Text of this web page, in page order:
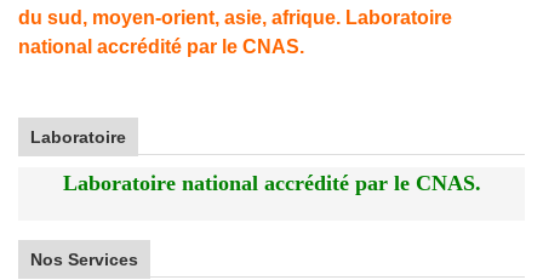
du sud, moyen-orient, asie, afrique. Laboratoire
national accrédité par le CNAS.
Laboratoire
Laboratoire national accrédité par le CNAS.
Nos Services